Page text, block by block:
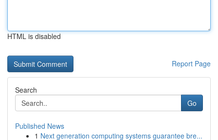
HTML is disabled
Report Page
Search
Go
Published News
1 Next generation computing systems guarantee bre...